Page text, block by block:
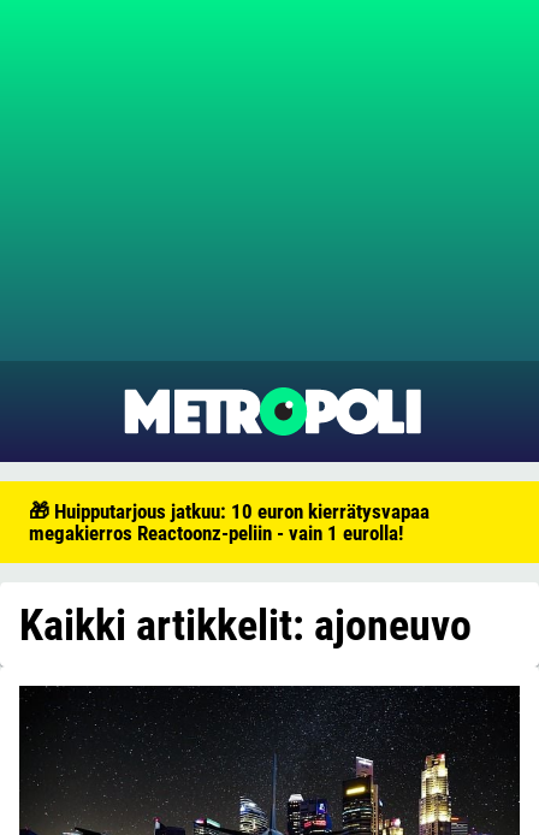
🎁 Huipputarjous jatkuu: 10 euron kierrätysvapaa
megakierros Reactoonz-peliin - vain 1 eurolla!
Kaikki artikkelit: ajoneuvo